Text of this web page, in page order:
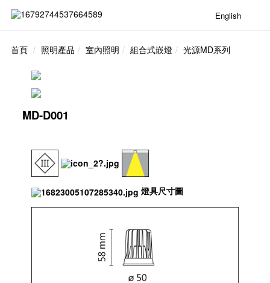
English
首頁 照明產品 室內照明 組合式嵌燈 光源MD系列
MD-D001
燈具尺寸圖